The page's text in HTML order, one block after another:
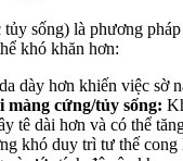
sống) là phương
khó khăn hơn:
dày hơn khiến việc sờ
màng cứng/tủy sống:
dài hơn và có thể
khó duy trì tư thế